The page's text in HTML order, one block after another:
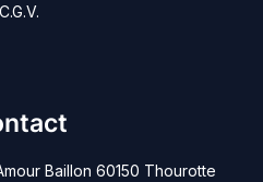
C.G.V.
Baillon 60150 Thourotte